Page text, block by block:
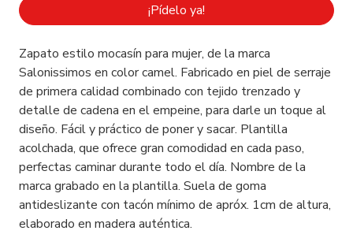
¡Pídelo ya!
Zapato estilo mocasín para mujer, de la marca
Salonissimos en color camel. Fabricado en piel de serraje
de primera calidad combinado con tejido trenzado y
detalle de cadena en el empeine, para darle un toque al
diseño. Fácil y práctico de poner y sacar. Plantilla
acolchada, que ofrece gran comodidad en cada paso,
perfectas caminar durante todo el día. Nombre de la
marca grabado en la plantilla. Suela de goma
antideslizante con tacón mínimo de apróx. 1cm de altura,
elaborado en madera auténtica.